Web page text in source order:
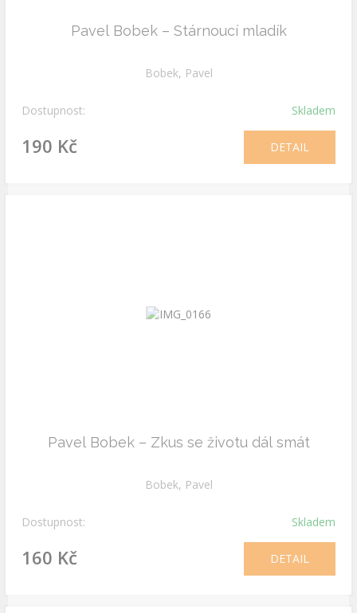
Pavel Bobek – Stárnoucí mladík
Bobek, Pavel
Dostupnost: Skladem
190 Kč DETAIL
Pavel Bobek – Zkus se životu dál smát
Bobek, Pavel
Dostupnost: Skladem
160 Kč DETAIL